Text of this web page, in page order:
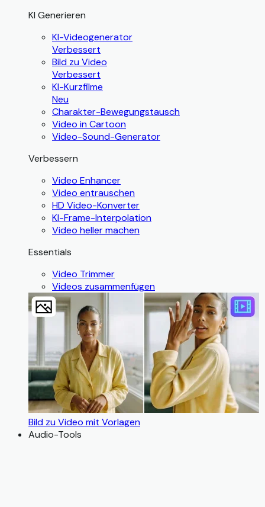
KI Generieren
KI-Videogenerator
Verbessert
Bild zu Video
Verbessert
KI-Kurzfilme
Neu
Charakter-Bewegungstausch
Video in Cartoon
Video-Sound-Generator
Verbessern
Video Enhancer
Video entrauschen
HD Video-Konverter
KI-Frame-Interpolation
Video heller machen
Essentials
Video Trimmer
Videos zusammenfügen
Bild zu Video mit Vorlagen
Audio-Tools